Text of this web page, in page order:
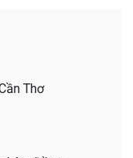
Thơ